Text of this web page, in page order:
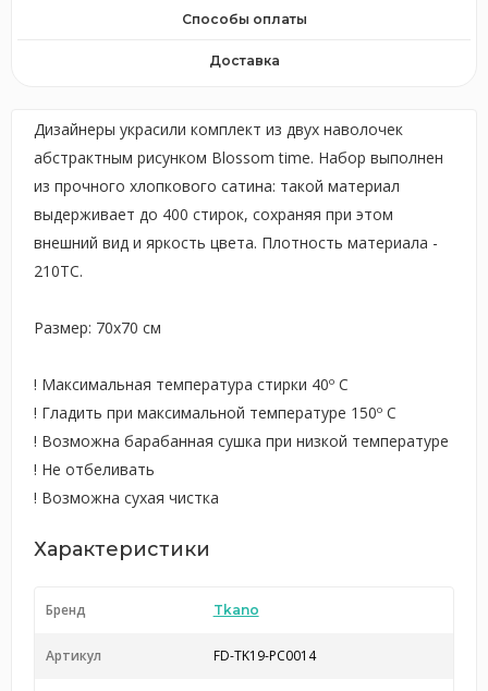
Способы оплаты
Доставка
Дизайнеры украсили комплект из двух наволочек
абстрактным рисунком Blossom time. Набор выполнен
из прочного хлопкового сатина: такой материал
выдерживает до 400 стирок, сохраняя при этом
внешний вид и яркость цвета. Плотность материала -
210ТС.
Размер: 70х70 см
! Максимальная температура стирки 40º C
! Гладить при максимальной температуре 150º C
! Возможна барабанная сушка при низкой температуре
! Не отбеливать
! Возможна сухая чистка
Характеристики
Бренд Tkano
Артикул FD-TK19-PC0014